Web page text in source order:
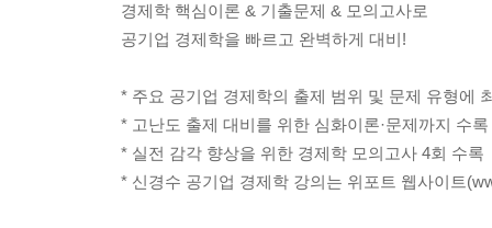
Unit 03. 케인즈의 국민소득결정이론
Unit 04. 케인즈의 승수이론
CHAPTER 03. 소비함수와 투자함수
Unit 05. 소비함수이론
Unit 06. 투자함수이론
경제학 핵심이론 & 기출문제 & 모의고사로
공기업 경제학을 빠르고 완벽하게 대비!
* 주요 공기업 경제학의 출제 범위 및 문제 유형에
* 고난도 출제 대비를 위한 심화이론·문제까지 수록
* 실전 감각 향상을 위한 경제학 모의고사 4회 수록
* 신경수 공기업 경제학 강의는 위포트 웹사이트